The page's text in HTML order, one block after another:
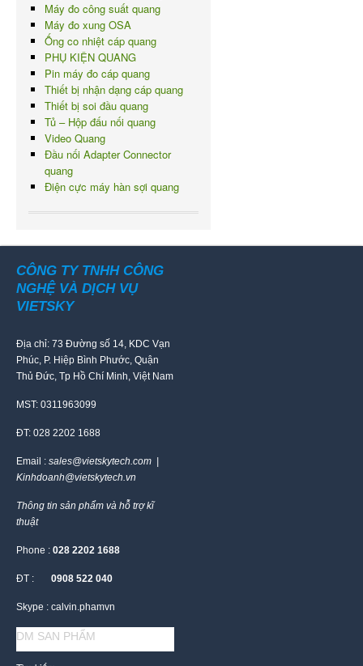
Máy đo công suất quang
Máy đo xung OSA
Ống co nhiệt cáp quang
PHỤ KIỆN QUANG
Pin máy đo cáp quang
Thiết bị nhận dạng cáp quang
Thiết bị soi đầu quang
Tủ – Hộp đấu nối quang
Video Quang
Đầu nối Adapter Connector
quang
Điện cực máy hàn sợi quang
CÔNG TY TNHH CÔNG
NGHỆ VÀ DỊCH VỤ
VIETSKY
Địa chỉ: 73 Đường số 14, KDC Vạn
Phúc, P. Hiệp Bình Phước, Quận
Thủ Đức, Tp Hồ Chí Minh, Việt Nam
MST: 0311963099
ĐT: 028 2202 1688
Email : sales@vietskytech.com |
Kinhdoanh@vietskytech.vn
Thông tin sản phẩm và hỗ trợ kĩ
thuật
Phone : 028 2202 1688
ĐT : 0908 522 040
Skype : calvin.phamvn
DM SAN PHẨM